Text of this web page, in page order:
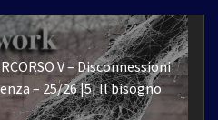
V – Disconnessioni
– 25/26 |5| Il bisogno